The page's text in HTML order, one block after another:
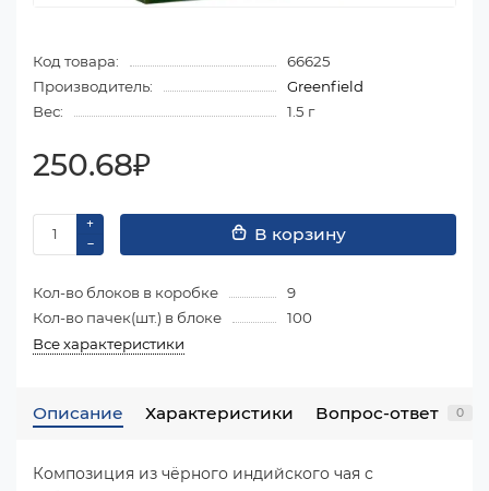
Код товара:
66625
Производитель:
Greenfield
Вес:
1.5 г
250.68₽
В корзину
Кол-во блоков в коробке
9
Кол-во пачек(шт.) в блоке
100
Все характеристики
Описание Характеристики Вопрос-ответ 0
Композиция из чёрного индийского чая с